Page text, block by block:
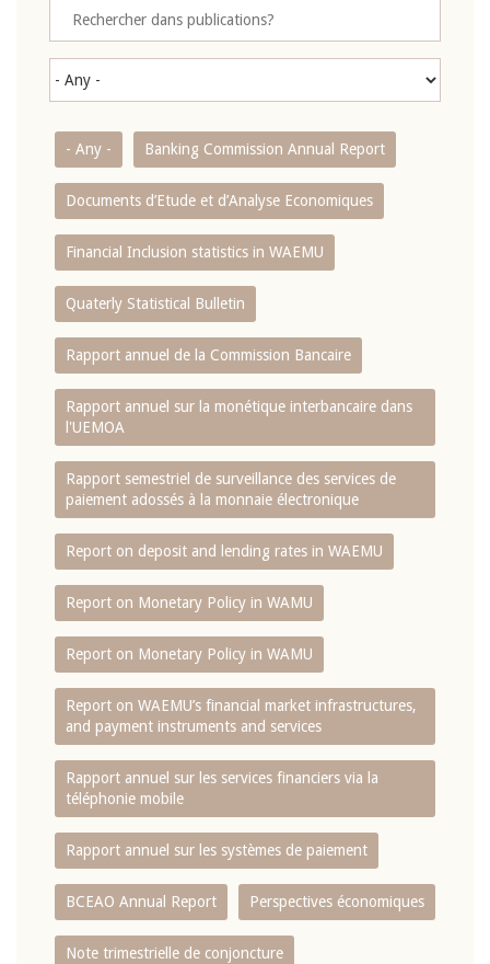
- Any - Banking Commission Annual Report
Documents d’Etude et d’Analyse Economiques
Financial Inclusion statistics in WAEMU
Quaterly Statistical Bulletin
Rapport annuel de la Commission Bancaire
Rapport annuel sur la monétique interbancaire dans
l'UEMOA
Rapport semestriel de surveillance des services de
paiement adossés à la monnaie électronique
Report on deposit and lending rates in WAEMU
Report on Monetary Policy in WAMU
Report on Monetary Policy in WAMU
Report on WAEMU’s financial market infrastructures,
and payment instruments and services
Rapport annuel sur les services financiers via la
téléphonie mobile
Rapport annuel sur les systèmes de paiement
BCEAO Annual Report Perspectives économiques
Note trimestrielle de conjoncture